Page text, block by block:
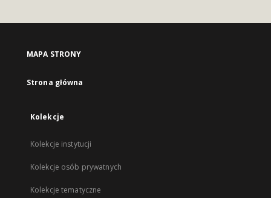
MAPA STRONY
Strona główna
Kolekcje
Kolekcje instytucji
Kolekcje osób prywatnych
Kolekcje tematyczne